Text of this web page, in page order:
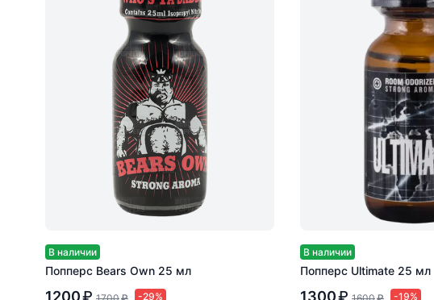
В наличии
Попперс Bears Own 25 мл
1200₽ -29%
В наличии
Попперс Ultimate 25 мл
1300₽ -19%